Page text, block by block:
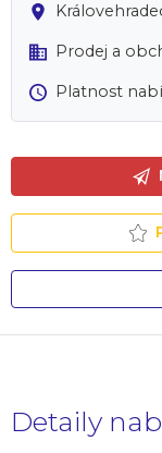
Prodej a
Platnost
Detaily